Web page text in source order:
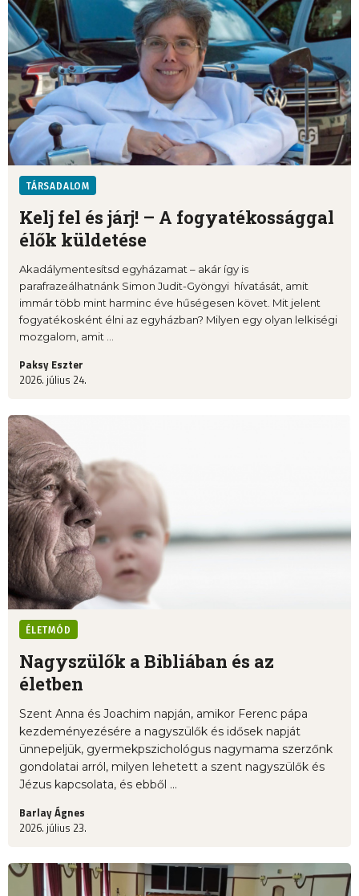
TÁRSADALOM
Kelj fel és járj! – A fogyatékossággal
élők küldetése
Akadálymentesítsd egyházamat – akár így is
parafrazeálhatnánk Simon Judit-Gyöngyi hívatását, amit
immár több mint harminc éve hűségesen követ. Mit jelent
fogyatékosként élni az egyházban? Milyen egy olyan lelkiségi
mozgalom, amit ...
Paksy Eszter
2026. július 24.
ÉLETMÓD
Nagyszülők a Bibliában és az
életben
Szent Anna és Joachim napján, amikor Ferenc pápa
kezdeményezésére a nagyszülők és idősek napját
ünnepeljük, gyermekpszichológus nagymama szerzőnk
gondolatai arról, milyen lehetett a szent nagyszülők és
Jézus kapcsolata, és ebből ...
Barlay Ágnes
2026. július 23.